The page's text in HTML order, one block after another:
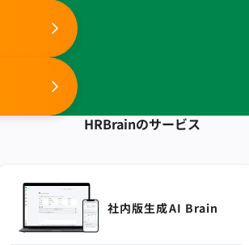
HRBrainのサービス
社内版生成AI Brain